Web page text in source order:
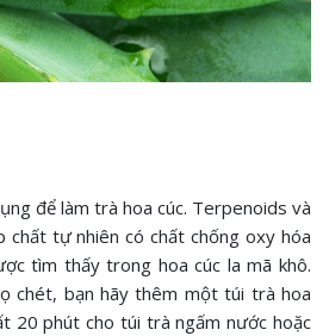
để làm trà hoa cúc. Terpenoids và
chất tự nhiên có chất chống oxy hóa
tìm thấy trong hoa cúc la mã khô.
chét, bạn hãy thêm một túi trà hoa
20 phút cho túi trà ngấm nước hoặc